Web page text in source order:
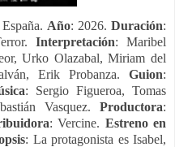
Año: 2026.Duración:
Interpretación: Maribel
Urko Olazabal, Miriam del
Erik Probanza. Guion:
: Sergio Figueroa, Tomas
Vasquez.Productora:
: Vercine. Estreno en
: La protagonista es Isabel,